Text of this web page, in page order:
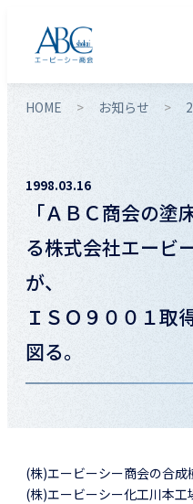
HOME お知らせ
1998.03.16
「ＡＢＣ商会の塗
る株式会社エービ
が、
ＩＳＯ９００１取
図る。
(株)エービーシー商会の合
(株)エービーシー化工川本